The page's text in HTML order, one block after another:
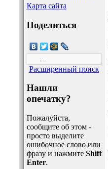
Карта сайта
Поделиться
Расширенный поиск
Нашли
опечатку?
Пожалуйста,
сообщите об этом -
просто выделите
ошибочное слово или
фразу и нажмите Shift
Enter.